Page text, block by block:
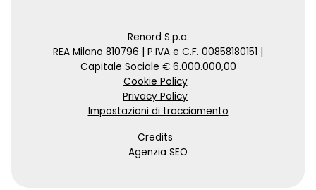
Renord S.p.a.
REA Milano 810796 | P.IVA e C.F. 00858180151 |
Capitale Sociale € 6.000.000,00
Cookie Policy
Privacy Policy
Impostazioni di tracciamento
Credits
Agenzia SEO